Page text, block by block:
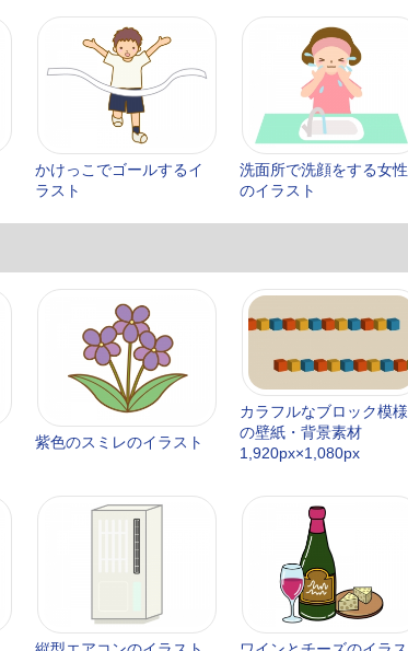
かけっこでゴールするイ
ラスト
洗面所で洗顔をする女性
のイラスト
紫色のスミレのイラスト
カラフルなブロック模様
の壁紙・背景素材
1,920px×1,080px